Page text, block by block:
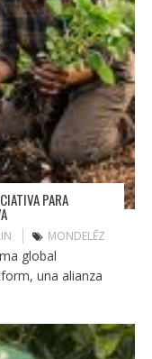
PARA
MONDELĒZ
global
una alianza